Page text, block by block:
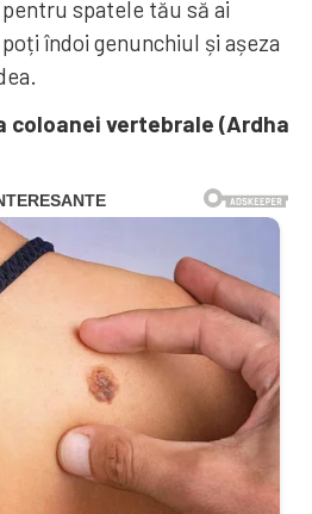
spatele tău să ai
îndoi genunchiul și așeza
coloanei vertebrale (Ardha